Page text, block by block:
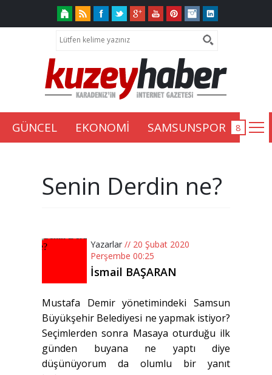
GÜNCEL EKONOMİ SAMSUNSPOR
Senin Derdin ne?
Yazarlar // 20 Şubat 2020
Perşembe 00:25
İsmail BAŞARAN
Mustafa Demir yönetimindeki Samsun
Büyükşehir Belediyesi ne yapmak istiyor?
Seçimlerden sonra Masaya oturduğu ilk
günden buyana ne yaptı diye
düşünüyorum da olumlu bir yanıt